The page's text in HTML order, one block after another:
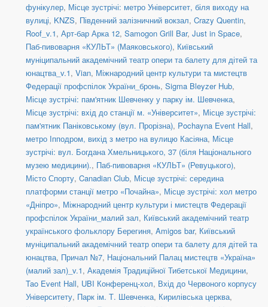
фунікулер, Місце зустрічі: метро Університет, біля виходу на
вулиці, KNZS, Південний залізничний вокзал, Crazy Quentin,
Roof_v.1, Арт-бар Арка 12, Samogon Grill Bar, Just in Space,
Паб-пивоварня «КУЛЬТ» (Маяковського), Київський
муніципальний академічний театр опери та балету для дітей та
юнацтва_v.1, Vian, Міжнародний центр культури та мистецтв
Федерації профспілок України_бронь, Sigma Bleyzer Hub,
Місце зустрічі: пам'ятник Шевченку у парку ім. Шевченка,
Місце зустрічі: вхід до станції м. «Університет», Місце зустрічі:
пам'ятник Паніковському (вул. Прорізна), Pochayna Event Hall,
метро Іпподром, вихід з метро на вулицю Касіяна, Місце
зустрічі: вул. Богдана Хмельницького, 37 (біля Національного
музею медицини)., Паб-пивоварня «КУЛЬТ» (Ревуцького),
Місто Спорту, Canadian Club, Місце зустрічі: середина
платформи станції метро «Почайна», Місце зустрічі: хол метро
«Дніпро», Міжнародний центр культури і мистецтв Федерації
профспілок України_малий зал, Київський академічний театр
українського фольклору Берегиня, Amigos bar, Київський
муніципальний академічний театр опери та балету для дітей та
юнацтва, Причал №7, Національний Палац мистецтв «Україна»
(малий зал)_v.1, Академія Традиційної Тибетської Медицини,
Tao Event Hall, UBI Конференц-хол, Вхід до Червоного корпусу
Університету, Парк ім. Т. Шевченка, Кирилівська церква,